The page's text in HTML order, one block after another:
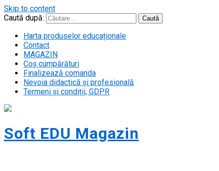
Skip to content
Caută după:
Harta produselor educaționale
Contact
MAGAZIN
Coș cumpărături
Finalizează comanda
Nevoia didactică și profesională
Termeni și condiții, GDPR
Soft EDU Magazin